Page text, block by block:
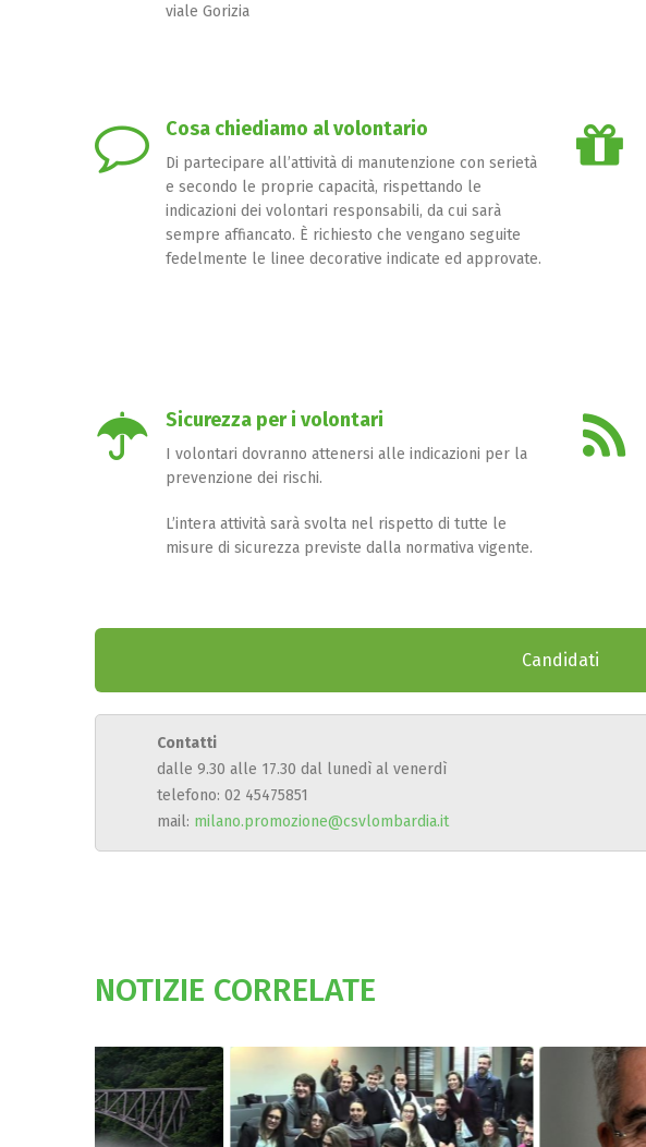
viale Gorizia
Cosa chiediamo al volontario
Di partecipare all’attività di manutenzione con serietà
e secondo le proprie capacità, rispettando le
indicazioni dei volontari responsabili, da cui sarà
sempre affiancato. È richiesto che vengano seguite
fedelmente le linee decorative indicate ed approvate.
Sicurezza per i volontari
I volontari dovranno attenersi alle indicazioni per la
prevenzione dei rischi.
L’intera attività sarà svolta nel rispetto di tutte le
misure di sicurezza previste dalla normativa vigente.
Candidati
Contatti
dalle 9.30 alle 17.30 dal lunedì al venerdì
telefono: 02 45475851
mail: milano.promozione@csvlombardia.it
NOTIZIE CORRELATE